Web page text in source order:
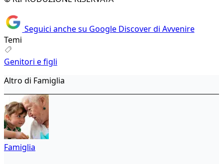
Seguici anche su Google Discover di Avvenire
Temi
Genitori e figli
Altro di Famiglia
Famiglia